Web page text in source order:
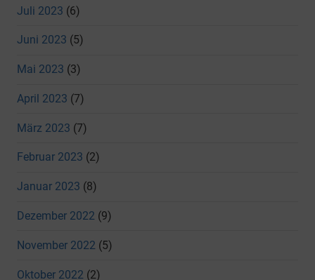
Juli 2023 (6)
Juni 2023 (5)
Mai 2023 (3)
April 2023 (7)
März 2023 (7)
Februar 2023 (2)
Januar 2023 (8)
Dezember 2022 (9)
November 2022 (5)
Oktober 2022 (2)